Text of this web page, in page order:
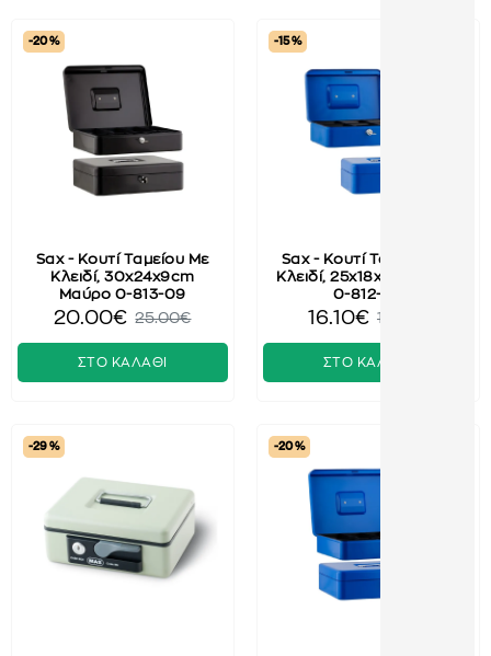
-20 %
Sax - Κουτί Ταμείου Με
Κλειδί, 30x24x9cm
Μαύρο 0-813-09
20.00€ 25.00€
ΣΤΟ ΚΑΛΑΘΙ
-15 %
Sax - Κουτί Ταμείου Με
Κλειδί, 25x18x9cm Μπλε
0-812-04
16.10€ 19.00€
ΣΤΟ ΚΑΛΑΘΙ
-29 % -20 %